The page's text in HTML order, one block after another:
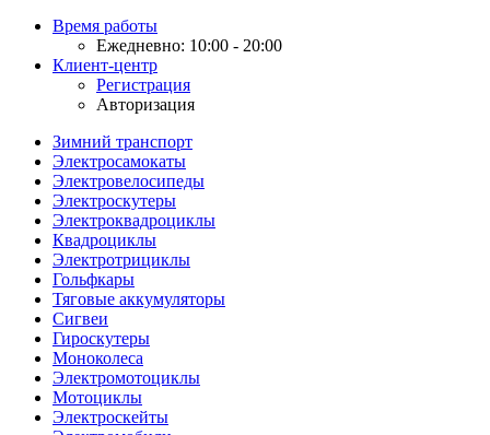
Время работы
Ежедневно: 10:00 - 20:00
Клиент-центр
Регистрация
Авторизация
Зимний транспорт
Электросамокаты
Электровелосипеды
Электроскутеры
Электроквадроциклы
Квадроциклы
Электротрициклы
Гольфкары
Тяговые аккумуляторы
Сигвеи
Гироскутеры
Моноколеса
Электромотоциклы
Мотоциклы
Электроскейты